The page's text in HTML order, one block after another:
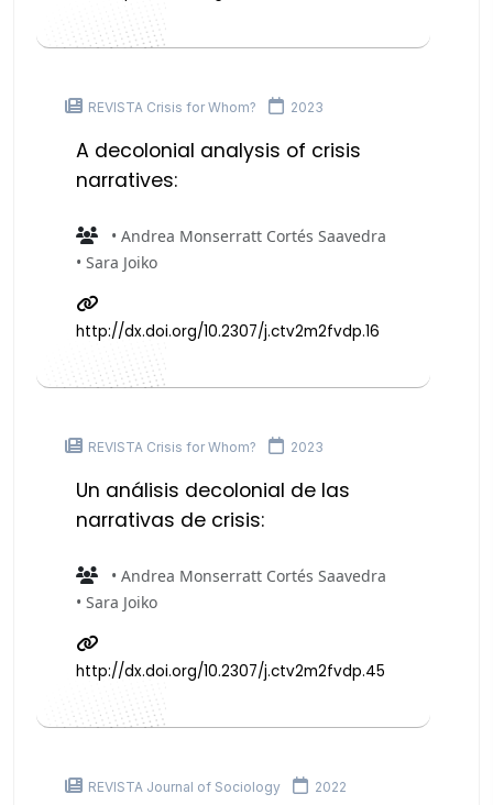
REVISTA Crisis for Whom? 2023
A decolonial analysis of crisis
narratives:
• Andrea Monserratt Cortés Saavedra
• Sara Joiko
http://dx.doi.org/10.2307/j.ctv2m2fvdp.16
REVISTA Crisis for Whom? 2023
Un análisis decolonial de las
narrativas de crisis:
• Andrea Monserratt Cortés Saavedra
• Sara Joiko
http://dx.doi.org/10.2307/j.ctv2m2fvdp.45
REVISTA Journal of Sociology 2022